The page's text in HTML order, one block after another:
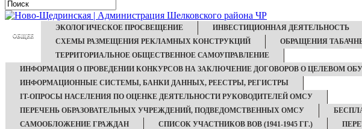
ОБЩЕЕ
ЭКОЛОГИЧЕСКОЕ ПРОСВЕЩЕНИЕ ИНВЕСТИЦИОННАЯ ДЕЯТЕЛЬНОСТЬ
СХЕМЫ РАЗМЕЩЕНИЯ РЕКЛАМНЫХ КОНСТРУКЦИЙ
ОБРАЩЕНИЯ
ТЕРРИТОРИАЛЬНОЕ ОБЩЕСТВЕННОЕ САМОУПРАВЛЕНИЕ
ИНФОРМАЦИЯ О ПРОВЕДЕНИИ КОНКУРСОВ НА ЗАКЛЮЧЕНИЕ ДОГОВОРОВ О ЦЕЛЕВОМ
ИНФОРМАЦИОННЫЕ СИСТЕМЫ, БАНКИ ДАННЫХ, РЕЕСТРЫ, РЕГИСТРЫ
IT-ОПРОСЫ НАСЕЛЕНИЯ ПО ОЦЕНКЕ ДЕЯТЕЛЬНОСТИ РУКОВОДИТЕЛЕЙ ОМСУ
ПЕРЕЧЕНЬ ОБРАЗОВАТЕЛЬНЫХ УЧРЕЖДЕНИЙ, ПОДВЕДОМСТВЕННЫХ ОМСУ
САМООБЛОЖЕНИЕ ГРАЖДАН
СПИСОК УЧАСТНИКОВ ВОВ (1941-1945 ГГ.)